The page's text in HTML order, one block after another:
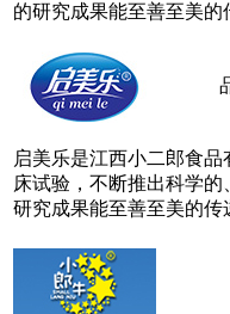
的研究成果能至善至美的
启美乐是江西小二郎食
床试验，不断推出科学
研究成果能至善至美的传